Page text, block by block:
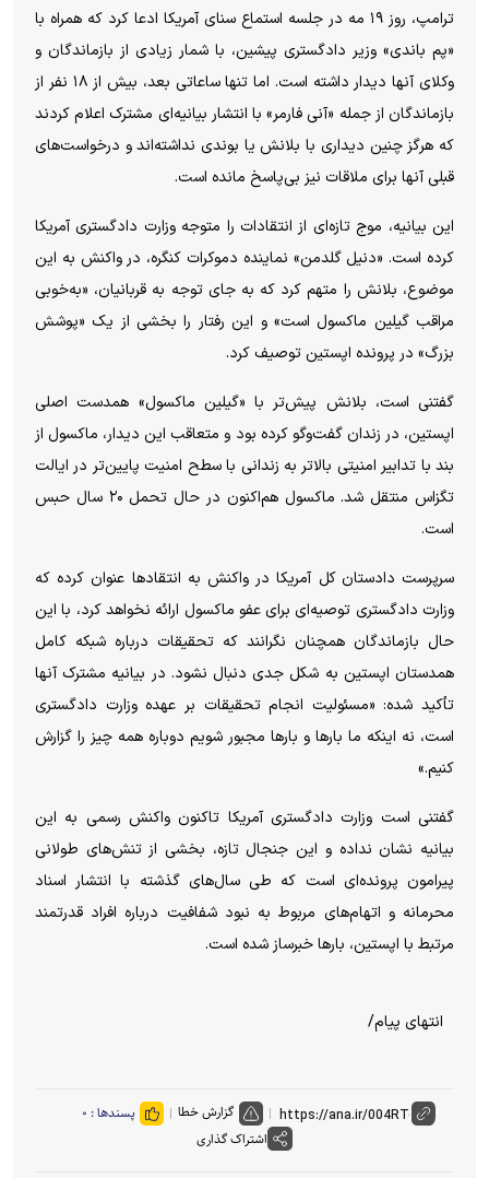
ترامپ، روز ۱۹ مه در جلسه استماع سنای آمریکا ادعا کرد که همراه با
«پم باندی» وزیر دادگستری پیشین، با شمار زیادی از بازماندگان و
وکلای آنها دیدار داشته است. اما تنها ساعاتی بعد، بیش از ۱۸ نفر از
بازماندگان از جمله «آنی فارمر» با انتشار بیانیه‌ای مشترک اعلام کردند
که هرگز چنین دیداری با بلانش یا بوندی نداشته‌اند و درخواست‌های
قبلی آنها برای ملاقات نیز بی‌پاسخ مانده است.
این بیانیه، موج تازه‌ای از انتقادات را متوجه وزارت دادگستری آمریکا
کرده است. «دنیل گلدمن» نماینده دموکرات کنگره، در واکنش به این
موضوع، بلانش را متهم کرد که به جای توجه به قربانیان، «به‌خوبی
مراقب گیلین ماکسول است» و این رفتار را بخشی از یک «پوشش
بزرگ» در پرونده اپستین توصیف کرد.
گفتنی است، بلانش پیش‌تر با «گیلین ماکسول» همدست اصلی
اپستین، در زندان گفت‌و‌گو کرده بود و متعاقب این دیدار، ماکسول از
بند با تدابیر امنیتی بالاتر به زندانی با سطح امنیت پایین‌تر در ایالت
تگزاس منتقل شد. ماکسول هم‌اکنون در حال تحمل ۲۰ سال حبس
است.
سرپرست دادستان کل آمریکا در واکنش به انتقاد‌ها عنوان کرده که
وزارت دادگستری توصیه‌ای برای عفو ماکسول ارائه نخواهد کرد، با این
حال بازماندگان همچنان نگرانند که تحقیقات درباره شبکه کامل
همدستان اپستین به شکل جدی دنبال نشود. در بیانیه مشترک آنها
تأکید شده: «مسئولیت انجام تحقیقات بر عهده وزارت دادگستری
است، نه اینکه ما بار‌ها و بار‌ها مجبور شویم دوباره همه چیز را گزارش
کنیم.»
گفتنی است وزارت دادگستری آمریکا تاکنون واکنش رسمی به این
بیانیه نشان نداده و این جنجال تازه، بخشی از تنش‌های طولانی
پیرامون پرونده‌ای است که طی سال‌های گذشته با انتشار اسناد
محرمانه و اتهام‌های مربوط به نبود شفافیت درباره افراد قدرتمند
مرتبط با اپستین، بار‌ها خبرساز شده است.
انتهای پیام/
گزارش خطا پسندها : ۰
اشتراک گذاری